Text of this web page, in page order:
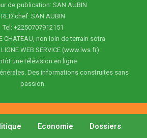
de publication: SAN AUBIN
RED'chef: SAN AUBIN
Tel: +2250707912151
CHATEAU, non loin de terrain sotra
WEB SERVICE (www.lws.fr)
une télévision en ligne
Des informations construites sans
passion.
Economie Dossiers